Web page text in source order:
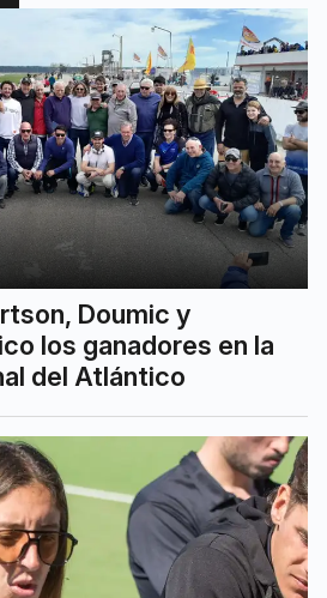
Doumic y
los ganadores en la
del Atlántico